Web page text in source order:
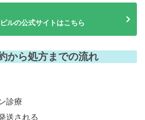
ルの公式サイトはこちら
から処方までの流れ
診療
送される